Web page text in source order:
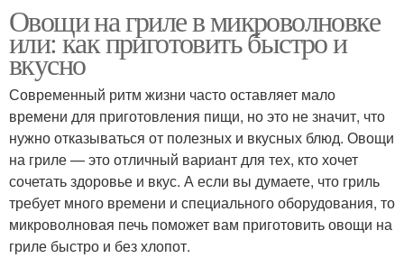
Овощи на гриле в микроволновке
или: как приготовить быстро и
вкусно
Современный ритм жизни часто оставляет мало
времени для приготовления пищи, но это не значит, что
нужно отказываться от полезных и вкусных блюд. Овощи
на гриле — это отличный вариант для тех, кто хочет
сочетать здоровье и вкус. А если вы думаете, что гриль
требует много времени и специального оборудования, то
микроволновая печь поможет вам приготовить овощи на
гриле быстро и без хлопот.